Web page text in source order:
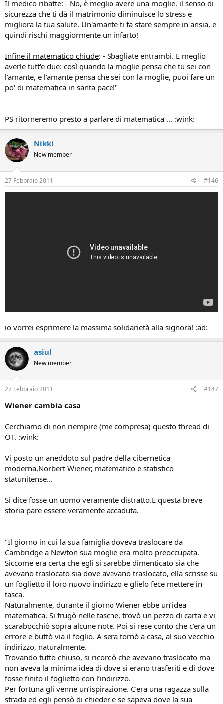
Il medico ribatte: - No, è meglio avere una moglie. il senso di
sicurezza che ti dà il matrimonio diminuisce lo stress e
migliora la tua salute. Un'amante ti fa stare sempre in ansia, e
quindi rischi maggiormente un infarto!
Infine il matematico chiude: - Sbagliate entrambi. E meglio
averle tutt'e due: così quando la moglie pensa che tu sei con
l'amante, e l'amante pensa che sei con la moglie, puoi fare un
po' di matematica in santa pace!"
PS ritorneremo presto a parlare di matematica ... :wink:
Nikki
New member
27 Febbraio 2011 #146
io vorrei esprimere la massima solidarietà alla signora! :ad:
asiul
New member
27 Febbraio 2011 #147
Wiener cambia casa
Cerchiamo di non riempire (me compresa) questo thread di
OT. :wink:
Vi posto un aneddoto sul padre della cibernetica
moderna,Norbert Wiener, matematico e statistico
statunitense...
Si dice fosse un uomo veramente distratto.E questa breve
storia pare essere veramente accaduta.
"Il giorno in cui la sua famiglia doveva traslocare da
Cambridge a Newton sua moglie era molto preoccupata.
Siccome era certa che egli si sarebbe dimenticato sia che
avevano traslocato sia dove avevano traslocato, ella scrisse su
un foglietto il loro nuovo indirizzo e glielo fece mettere in
tasca.
Naturalmente, durante il giorno Wiener ebbe un’idea
matematica. Si frugò nelle tasche, trovò un pezzo di carta e vi
scarabocchiò sopra alcune note. Poi si rese conto che c’era un
errore e buttò via il foglio. A sera tornò a casa, al suo vecchio
indirizzo, naturalmente.
Trovando tutto chiuso, si ricordò che avevano traslocato ma
non aveva la minima idea di dove si erano trasferiti e di dove
fosse finito il foglietto con l’indirizzo.
Per fortuna gli venne un’ispirazione. C’era una ragazza sulla
strada ed egli pensò di chiederle se sapeva dove la sua